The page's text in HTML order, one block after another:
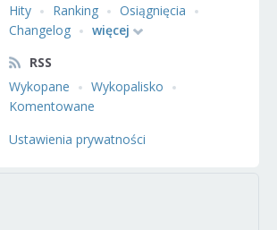
Hity
Ranking
Osiągnięcia
Changelog
więcej
RSS
Wykopane
Wykopalisko
Komentowane
Ustawienia prywatności